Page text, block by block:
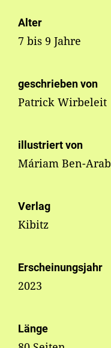
Alter
7 bis 9 Jahre
geschrieben von
Patrick Wirbeleit
illustriert von
Máriam Ben-Arab
Verlag
Kibitz
Erscheinungsjahr
2023
Länge